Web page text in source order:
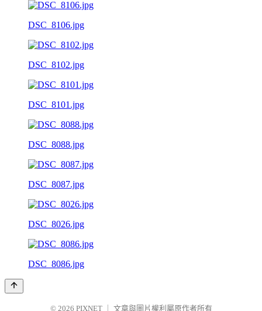
DSC_8106.jpg
DSC_8102.jpg
DSC_8101.jpg
DSC_8088.jpg
DSC_8087.jpg
DSC_8026.jpg
DSC_8086.jpg
© 2026 PIXNET 文章與圖片權利屬原作者所有